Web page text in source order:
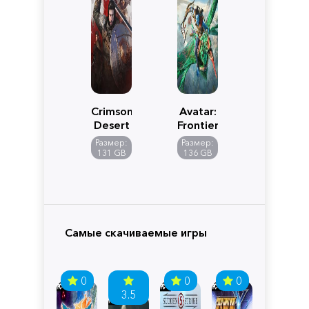
Crimson
Desert
Размер:
131 GB
Avatar:
Frontiers
of
Pandora
Размер:
136 GB
Самые скачиваемые игры
0
3.5
0 0